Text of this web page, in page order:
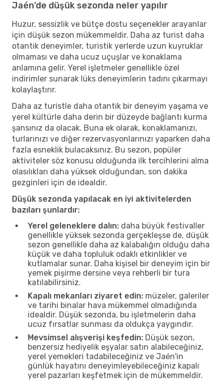
Jaén'de düşük sezonda neler yapılır
Huzur, sessizlik ve bütçe dostu seçenekler arayanlar
için düşük sezon mükemmeldir. Daha az turist daha
otantik deneyimler, turistik yerlerde uzun kuyruklar
olmaması ve daha ucuz uçuşlar ve konaklama
anlamına gelir. Yerel işletmeler genellikle özel
indirimler sunarak lüks deneyimlerin tadını çıkarmayı
kolaylaştırır.
Daha az turistle daha otantik bir deneyim yaşama ve
yerel kültürle daha derin bir düzeyde bağlantı kurma
şansınız da olacak. Buna ek olarak, konaklamanızı,
turlarınızı ve diğer rezervasyonlarınızı yaparken daha
fazla esneklik bulacaksınız. Bu sezon, popüler
aktiviteler söz konusu olduğunda ilk tercihlerini alma
olasılıkları daha yüksek olduğundan, son dakika
gezginleri için de idealdir.
Düşük sezonda yapılacak en iyi aktivitelerden
bazıları şunlardır:
Yerel geleneklere dalın: daha büyük festivaller
genellikle yüksek sezonda gerçekleşse de, düşük
sezon genellikle daha az kalabalığın olduğu daha
küçük ve daha topluluk odaklı etkinlikler ve
kutlamalar sunar. Daha kişisel bir deneyim için bir
yemek pişirme dersine veya rehberli bir tura
katılabilirsiniz.
Kapalı mekanları ziyaret edin: müzeler, galeriler
ve tarihi binalar hava mükemmel olmadığında
idealdir. Düşük sezonda, bu işletmelerin daha
ucuz fırsatlar sunması da oldukça yaygındır.
Mevsimsel alışverişi keşfedin: Düşük sezon,
benzersiz hediyelik eşyalar satın alabileceğiniz,
yerel yemekleri tadabileceğiniz ve Jaén'in
günlük hayatını deneyimleyebileceğiniz kapalı
yerel pazarları keşfetmek için de mükemmeldir.